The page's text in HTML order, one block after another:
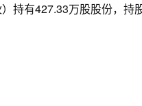
持有427.33万股股份，持